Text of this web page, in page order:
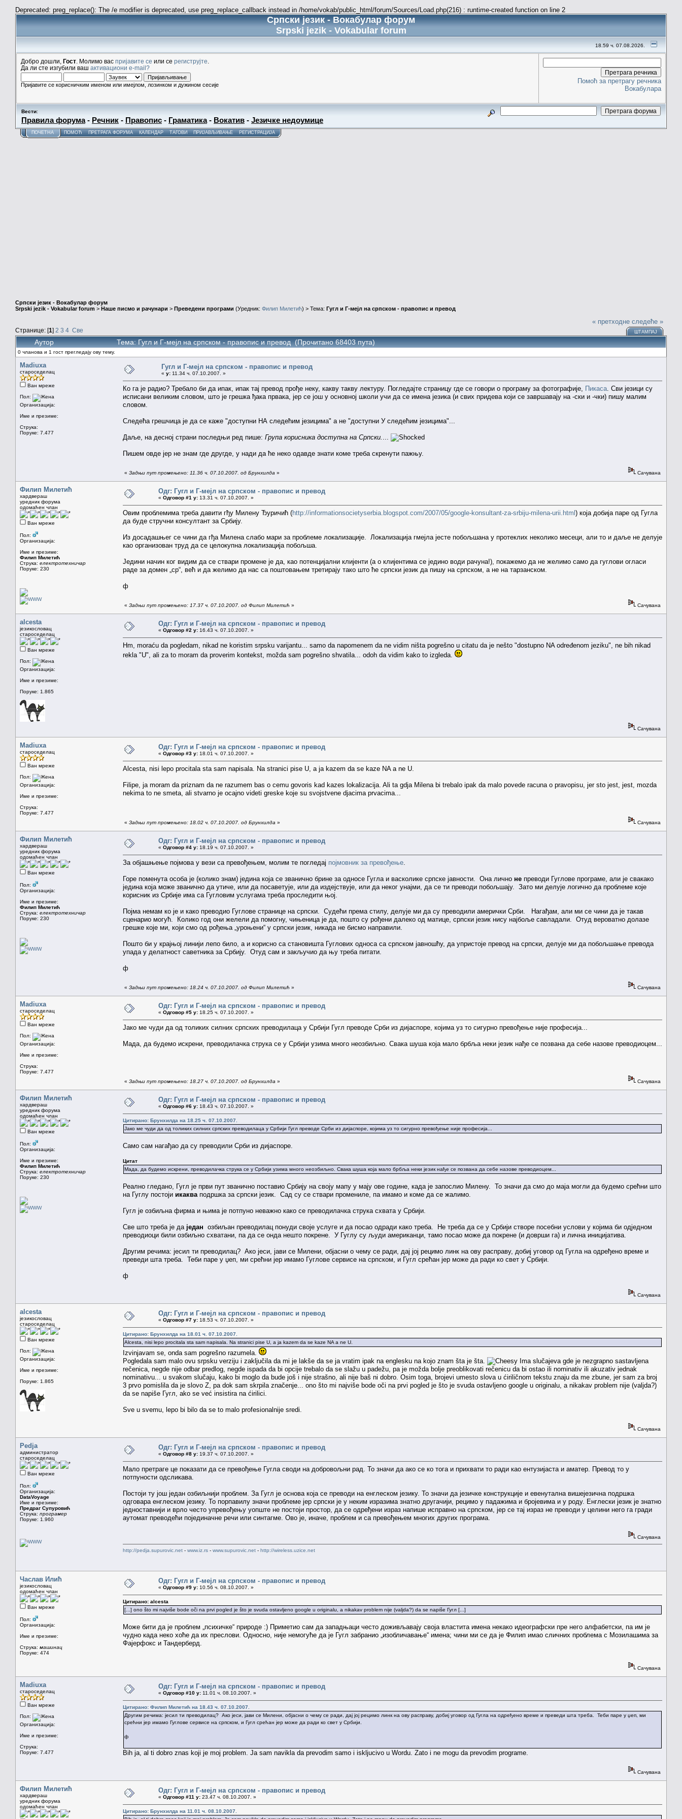
Deprecated: preg_replace(): The /e modifier is deprecated, use preg_replace_callback instead in /home/vokab/public_html/forum/Sources/Load.php(216) : runtime-created function on line 2
Српски језик - Вокабулар форум
Srpski jezik - Vokabular forum
18.59 ч. 07.08.2026.
Добро дошли, Гост . Молимо вас пријавите се или се региструјте
Да ли сте изгубили ваш активациони e-mail?
Пријавите се корисничким именом или имејлом, лозинком и дужином сесије
Помоћ за претрагу речника
Вокабулара
Вести:
Правила форума- Речник - Правопис - Граматика- Вокатив - Језичке недоумице
ПОЧЕТНА ПОМОЋ ПРЕТРАГА ФОРУМА КАЛЕНДАР ТАГОВИ ПРИЈАВЉИВАЊЕ РЕГИСТРАЦИЈА
Српски језик - Вокабулар форум
Srpski jezik - Vokabular forum > Наше писмо и рачунари > Преведени програми (Уредник: Филип Милетић) > Тема: Гугл и Г-мејл на српском - правопис и превод
Странице: [1] 2 3 4 Све
« претходне следеће »
ШТАМПАЈ
Аутор Тема: Гугл и Г-мејл на српском - правопис и превод (Прочитано 68403 пута)
0 чланова и 1 гост прегледају ову тему.
Madiuxa
староседелац
Ван мреже
Пол:
Организација:
Име и презиме:
Струка:
Поруке: 7.477
Гугл и Г-мејл на српском - правопис и превод
« у: 11.34 ч. 07.10.2007. »
Ко га је радио? Требало би да ипак, ипак тај превод прође неку, какву такву лектуру. Погледајте страницу где се говори о програму за фотографије, Пикаса . Сви језици су
исписани великим словом, што је грешка ђака првака, јер се још у основној школи учи да се имена језика (и свих придева који се завршавају на -ски и -чки) пишу малим
словом.
Следећа грешчица је да се каже "доступни НА следећим језицима" а не "доступни У следећим језицима"...
Даље, на десној страни последњи ред пише: Група корисника доступна на Српски.
Пишем овде јер не знам где другде, у нади да ће неко одавде знати коме треба скренути пажњу.
« Задњи пут промењено: 11.36 ч. 07.10.2007. од Брунхилда » Сачувана
Филип Милетић
хардвераш
уредник форума
одомаћен члан
Ван мреже
Пол:
Организација:
Име и презиме:
Филип Милетић
Струка: електротехничар
Поруке: 230
Одг: Гугл и Г-мејл на српском - правопис и превод
« Одговор #1 у: 13.31 ч. 07.10.2007. »
Овим проблемима треба давити гђу Милену Ђуричић (http://informationsocietyserbia.blogspot.com/2007/05/google-konsultant-za-srbiju-milena-urii.html) која добија паре од Гугла
да буде стручни консултант за Србију.
Из досадашњег се чини да гђа Милена слабо мари за проблеме локализације. Локализација гмејла јесте побољшана у протеклих неколико месеци, али то и даље не делује
као организован труд да се целокупна локализација побољша.
Једини начин ког видим да се ствари промене је да, као потенцијални клијенти (а о клијентима се једино води рачуна!), покажемо да не желимо само да гуглови огласи
раде за домен „ср“, већ и да желимо да нас са поштовањем третирају тако што ће српски језик да пишу на српском, а не на тарзанском.
ф
« Задњи пут промењено: 17.37 ч. 07.10.2007. од Филип Милетић » Сачувана
alcesta
језикословац
староседелац
Ван мреже
Пол:
Организација:
Име и презиме:
Поруке: 1.865
Одг: Гугл и Г-мејл на српском - правопис и превод
« Одговор #2 у: 16.43 ч. 07.10.2007. »
Hm, moraću da pogledam, nikad ne koristim srpsku varijantu... samo da napomenem da ne vidim ništa pogrešno u citatu da je nešto "dostupno NA određenom jeziku", ne bih nikad
rekla "U", ali za to moram da proverim kontekst, možda sam pogrešno shvatila... odoh da vidim kako to izgleda.
Сачувана
Madiuxa
староседелац
Ван мреже
Пол:
Организација:
Име и презиме:
Струка:
Поруке: 7.477
Одг: Гугл и Г-мејл на српском - правопис и превод
« Одговор #3 у: 18.01 ч. 07.10.2007. »
Alcesta, nisi lepo procitala sta sam napisala. Na stranici pise U, a ja kazem da se kaze NA a ne U.
Filipe, ja moram da priznam da ne razumem bas o cemu govoris kad kazes lokalizacija. Ali ta gdja Milena bi trebalo ipak da malo povede racuna o pravopisu, jer sto jest, jest, mozda
nekima to ne smeta, ali stvarno je ocajno videti greske koje su svojstvene djacima prvacima...
« Задњи пут промењено: 18.02 ч. 07.10.2007. од Брунхилда » Сачувана
Филип Милетић
хардвераш
уредник форума
одомаћен члан
Ван мреже
Пол:
Организација:
Име и презиме:
Филип Милетић
Струка: електротехничар
Поруке: 230
Одг: Гугл и Г-мејл на српском - правопис и превод
« Одговор #4 у: 18.19 ч. 07.10.2007. »
За објашњење појмова у вези са превођењем, молим те погледај појмовник за превођење
Горе поменута особа је (колико знам) једина која се званично брине за односе Гугла и васколике српске јавности. Она лично не преводи Гуглове програме, али је свакако
једина која може званично да утиче, или да посаветује, или да издејствује, или да неког унајми, да се ти преводи побољшају. Зато ми делује логично да проблеме које
корисник из Србије има са Гугловим услугама треба проследити њој.
Појма немам ко је и како преводио Гуглове странице на српски. Судећи према стилу, делује ми да су преводили амерички Срби. Нагађам, али ми се чини да је такав
сценарио могућ. Колико год они желели да помогну, чињеница је да, пошто су рођени далеко од матице, српски језик нису најбоље савладали. Отуд вероватно долазе
грешке које ми, који смо од рођења „уроњени“ у српски језик, никада не бисмо направили.
Пошто би у крајњој линији лепо било, а и корисно са становишта Гуглових односа са српском јавношћу, да упристоје превод на српски, делује ми да побољшање превода
упада у делатност саветника за Србију. Отуд сам и закључио да њу треба питати.
ф
« Задњи пут промењено: 18.24 ч. 07.10.2007. од Филип Милетић » Сачувана
Madiuxa
староседелац
Ван мреже
Пол:
Организација:
Име и презиме:
Струка:
Поруке: 7.477
Одг: Гугл и Г-мејл на српском - правопис и превод
« Одговор #5 у: 18.25 ч. 07.10.2007. »
Јако ме чуди да од толиких силних српских преводилаца у Србији Гугл преводе Срби из дијаспоре, којима уз то сигурно превођење није професија...
Мада, да будемо искрени, преводилачка струка се у Србији узима много неозбиљно. Свака шуша која мало брбља неки језик нађе се позвана да себе назове преводиоцем...
« Задњи пут промењено: 18.27 ч. 07.10.2007. од Брунхилда » Сачувана
Филип Милетић
хардвераш
уредник форума
одомаћен члан
Ван мреже
Пол:
Организација:
Име и презиме:
Филип Милетић
Струка: електротехничар
Поруке: 230
Одг: Гугл и Г-мејл на српском - правопис и превод
« Одговор #6 у: 18.43 ч. 07.10.2007. »
Цитирано: Брунхилда на 18.25 ч. 07.10.2007.
Јако ме чуди да од толиких силних српских преводилаца у Србији Гугл преводе Срби из дијаспоре, којима уз то сигурно превођење није професија...
Само сам нагађао да су преводили Срби из дијаспоре.
Цитат
Мада, да будемо искрени, преводилачка струка се у Србији узима много неозбиљно. Свака шуша која мало брбља неки језик нађе се позвана да себе назове преводиоцем...
Реално гледано, Гугл је први пут званично поставио Србију на своју мапу у мају ове године, када је запослио Милену. То значи да смо до маја могли да будемо срећни што
на Гуглу постоји икаква подршка за српски језик. Сад су се ствари промениле, па имамо и коме да се жалимо.
Гугл је озбиљна фирма и њима је потпуно неважно како се преводилачка струка схвата у Србији.
Све што треба је да један озбиљан преводилац понуди своје услуге и да посао одради како треба. Не треба да се у Србији створе посебни услови у којима би одједном
преводиоци били озбиљно схватани, па да се онда нешто покрене. У Гуглу су људи американци, тамо посао може да покрене (и доврши га) и лична иницијатива.
Другим речима: јесил ти преводилац? Ако јеси, јави се Милени, објасни о чему се ради, дај јој рецимо линк на ову расправу, добиј уговор од Гугла на одређено време и
преведи шта треба. Теби паре у џеп, ми срећни јер имамо Гуглове сервисе на српском, и Гугл срећан јер може да ради ко свет у Србији.
ф
Сачувана
alcesta
језикословац
староседелац
Ван мреже
Пол:
Организација:
Име и презиме:
Поруке: 1.865
Одг: Гугл и Г-мејл на српском - правопис и превод
« Одговор #7 у: 18.53 ч. 07.10.2007. »
Цитирано: Брунхилда на 18.01 ч. 07.10.2007.
Alcesta, nisi lepo procitala sta sam napisala. Na stranici pise U, a ja kazem da se kaze NA a ne U.
Izvinjavam se, onda sam pogrešno razumela.
Pogledala sam malo ovu srpsku verziju i zaključila da mi je lakše da se ja vratim ipak na englesku na kojo znam šta je šta.
Ima slučajeva gde je nezgrapno sastavljena
rečenica, negde nije odbar predlog, negde ispada da bi opcije trebalo da se slažu u padežu, pa je možda bolje preoblikovati rečenicu da bi ostao ili nominativ ili akuzativ jednak
nominativu... u svakom slučaju, kako bi moglo da bude još i nije strašno, ali nije baš ni dobro. Osim toga, brojevi umesto slova u ćiriličnom tekstu znaju da me zbune, jer sam za broj
3 prvo pomislila da je slovo Z, pa dok sam skrpila značenje... ono što mi najviše bode oči na prvi pogled je što je svuda ostavljeno google u originalu, a nikakаv problem nije (valjda?)
da se napiše Гугл, ako se već insistira na ćirilici.
Sve u svemu, lepo bi bilo da se to malo profesionalnije sredi.
Сачувана
Pedja
администратор
староседелац
Ван мреже
Пол:
Организација:
DataVoyage
Име и презиме:
Предраг Супуровић
Струка: програмер
Поруке: 1.960
Одг: Гугл и Г-мејл на српском - правопис и превод
« Одговор #8 у: 19.37 ч. 07.10.2007. »
Мало претраге це показати да се превођење Гугла своди на добровољни рад. То значи да ако се ко тога и прихвати то ради као ентузијаста и аматер. Превод то у
потпуности одсликава.
Постоји ту још један озбиљнији проблем. За Гугл је основа која се преводи на енглеском језику. То значи да језичке конструкције и евенутална вишејезична подршка
одговара енглеском језику. То порпавилу значи проблеме јер српски је у неким изразима знатно другачији, рецимо у падажима и бројевима и у роду. Енглески језик је знатно
једноставнији и врло често упревођењу уопште не постоји простор, да се одређени израз напише исправно на српском, јер се тај израз не преводи у целини него га гради
аутомат преводећи појединачне речи или синтагме. Ово је, иначе, проблем и са превођењем многих других програма.
Сачувана
http://pedja.supurovic.net - www.iz.rs - www.supurovic.net - http://wireless.uzice.net
Часлав Илић
језикословац
одомаћен члан
Ван мреже
Пол:
Организација:
Име и презиме:
Струка: машинац
Поруке: 474
Одг: Гугл и Г-мејл на српском - правопис и превод
« Одговор #9 у: 10.56 ч. 08.10.2007. »
Цитирано: alcesta
[...] ono što mi najviše bode oči na prvi pogled je što je svuda ostavljeno google u originalu, a nikakаv problem nije (valjda?) da se napiše Гугл [...]
Може бити да је проблем „психичке“ природе :) Приметио сам да западњаци често доживљавају своја властита имена некако идеографски пре него алфабетски, па им је
чудно када неко хоће да их преслови. Односно, није немогуће да је Гугл забранио „изобличавање“ имена; чини ми се да је Филип имао сличних проблема с Мозилашима за
Фајерфокс и Тандерберд.
Сачувана
Madiuxa
староседелац
Ван мреже
Пол:
Организација:
Име и презиме:
Струка:
Поруке: 7.477
Одг: Гугл и Г-мејл на српском - правопис и превод
« Одговор #10 у: 11.01 ч. 08.10.2007. »
Цитирано: Филип Милетић на 18.43 ч. 07.10.2007.
Другим речима: јесил ти преводилац? Ако јеси, јави се Милени, објасни о чему се ради, дај јој рецимо линк на ову расправу, добиј уговор од Гугла на одређено време и преведи шта треба. Теби паре у џеп, ми
срећни јер имамо Гуглове сервисе на српском, и Гугл срећан јер може да ради ко свет у Србији.
ф
Bih ja, al ti dobro znas koji je moj problem. Ja sam navikla da prevodim samo i iskljucivo u Wordu. Zato i ne mogu da prevodim programe.
Сачувана
Филип Милетић
хардвераш
уредник форума
одомаћен члан
Одг: Гугл и Г-мејл на српском - правопис и превод
« Одговор #11 у: 23.47 ч. 08.10.2007. »
Цитирано: Брунхилда на 11.01 ч. 08.10.2007.